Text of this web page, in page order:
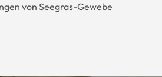
von Seegras-Gewebe